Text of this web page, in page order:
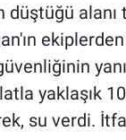
düştüğü
yaklaşık
su verdi.